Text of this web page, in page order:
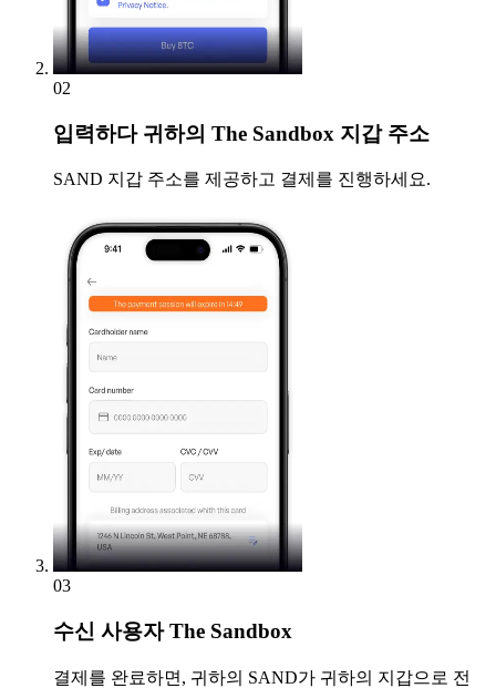
02
입력하다귀하의 The Sandbox 지갑 주소
SAND 지갑 주소를 제공하고 결제를 진행하세요.
03
수신 사용자 The Sandbox
결제를 완료하면, 귀하의 SAND가 귀하의 지갑으로 전